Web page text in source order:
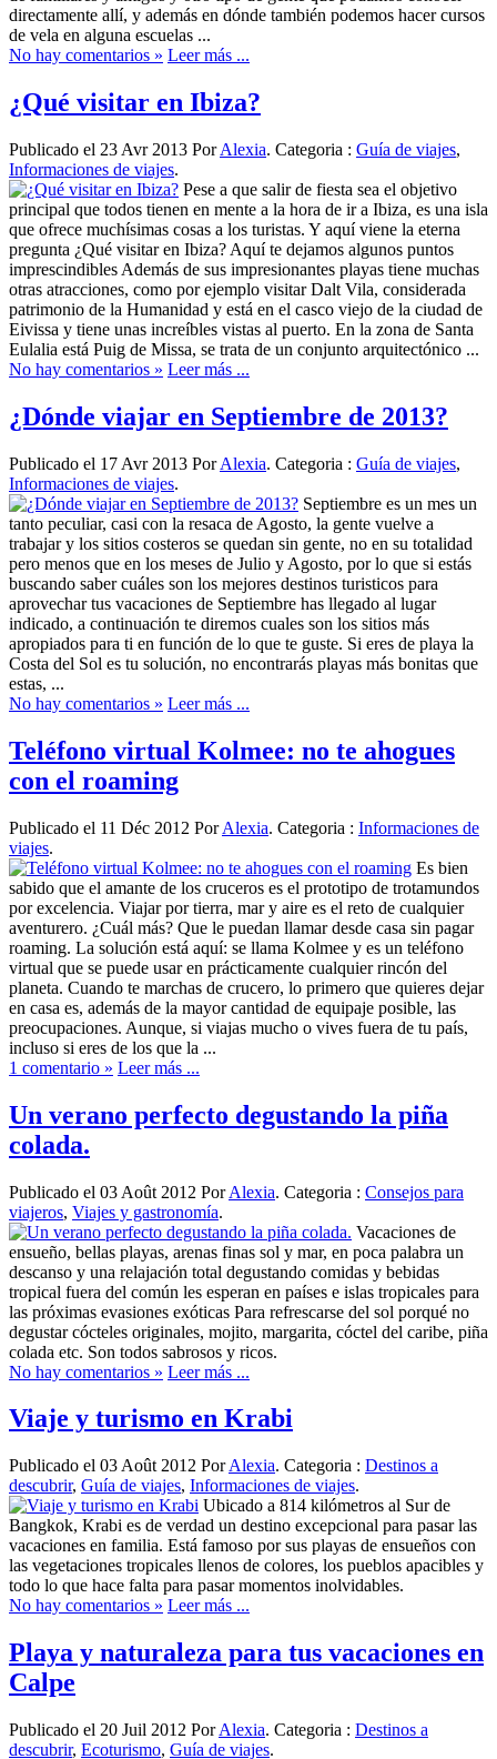
directamente allí, y además en dónde también podemos hacer cursos
de vela en alguna escuelas ...
No hay comentarios » Leer más ...
¿Qué visitar en Ibiza?
Publicado el 23 Avr 2013 PorAlexia. Categoria : Guía de viajes,
Informaciones de viajes.
Pese a que salir de fiesta sea el objetivo
principal que todos tienen en mente a la hora de ir a Ibiza, es una isla
que ofrece muchísimas cosas a los turistas. Y aquí viene la eterna
pregunta ¿Qué visitar en Ibiza? Aquí te dejamos algunos puntos
imprescindibles Además de sus impresionantes playas tiene muchas
otras atracciones, como por ejemplo visitar Dalt Vila, considerada
patrimonio de la Humanidad y está en el casco viejo de la ciudad de
Eivissa y tiene unas increíbles vistas al puerto. En la zona de Santa
Eulalia está Puig de Missa, se trata de un conjunto arquitectónico ...
No hay comentarios » Leer más ...
¿Dónde viajar en Septiembre de 2013?
Publicado el 17 Avr 2013 PorAlexia. Categoria : Guía de viajes,
Informaciones de viajes.
Septiembre es un mes un
tanto peculiar, casi con la resaca de Agosto, la gente vuelve a
trabajar y los sitios costeros se quedan sin gente, no en su totalidad
pero menos que en los meses de Julio y Agosto, por lo que si estás
buscando saber cuáles son los mejores destinos turisticos para
aprovechar tus vacaciones de Septiembre has llegado al lugar
indicado, a continuación te diremos cuales son los sitios más
apropiados para ti en función de lo que te guste. Si eres de playa la
Costa del Sol es tu solución, no encontrarás playas más bonitas que
estas, ...
No hay comentarios » Leer más ...
Teléfono virtual Kolmee: no te ahogues
con el roaming
Publicado el 11 Déc 2012 PorAlexia. Categoria : Informaciones de
viajes.
Es bien
sabido que el amante de los cruceros es el prototipo de trotamundos
por excelencia. Viajar por tierra, mar y aire es el reto de cualquier
aventurero. ¿Cuál más? Que le puedan llamar desde casa sin pagar
roaming. La solución está aquí: se llama Kolmee y es un teléfono
virtual que se puede usar en prácticamente cualquier rincón del
planeta. Cuando te marchas de crucero, lo primero que quieres dejar
en casa es, además de la mayor cantidad de equipaje posible, las
preocupaciones. Aunque, si viajas mucho o vives fuera de tu país,
incluso si eres de los que la ...
1 comentario » Leer más ...
Un verano perfecto degustando la piña
colada.
Publicado el 03 Août 2012 PorAlexia. Categoria : Consejos para
viajeros, Viajes y gastronomía.
Vacaciones de
ensueño, bellas playas, arenas finas sol y mar, en poca palabra un
descanso y una relajación total degustando comidas y bebidas
tropical fuera del común les esperan en países e islas tropicales para
las próximas evasiones exóticas Para refrescarse del sol porqué no
degustar cócteles originales, mojito, margarita, cóctel del caribe, piña
colada etc. Son todos sabrosos y ricos.
No hay comentarios » Leer más ...
Viaje y turismo en Krabi
Publicado el 03 Août 2012 PorAlexia. Categoria : Destinos a
descubrir, Guía de viajes, Informaciones de viajes.
Ubicado a 814 kilómetros al Sur de
Bangkok, Krabi es de verdad un destino excepcional para pasar las
vacaciones en familia. Está famoso por sus playas de ensueños con
las vegetaciones tropicales llenos de colores, los pueblos apacibles y
todo lo que hace falta para pasar momentos inolvidables.
No hay comentarios » Leer más ...
Playa y naturaleza para tus vacaciones en
Calpe
Publicado el 20 Juil 2012 PorAlexia. Categoria : Destinos a
descubrir, Ecoturismo, Guía de viajes.